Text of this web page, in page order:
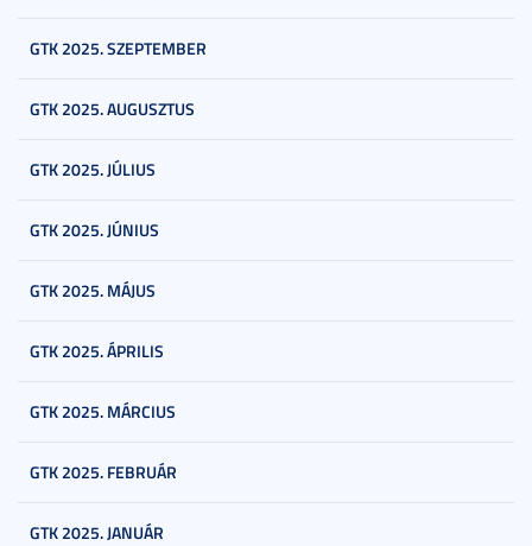
GTK 2025. SZEPTEMBER
GTK 2025. AUGUSZTUS
GTK 2025. JÚLIUS
GTK 2025. JÚNIUS
GTK 2025. MÁJUS
GTK 2025. ÁPRILIS
GTK 2025. MÁRCIUS
GTK 2025. FEBRUÁR
GTK 2025. JANUÁR